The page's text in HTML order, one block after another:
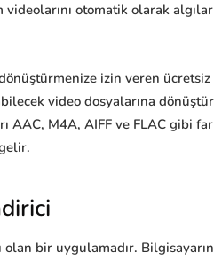
otomatik olarak
izin veren ücretsiz
video dosyalarına
M4A, AIFF ve FLAC gibi
bir uygulamadır.